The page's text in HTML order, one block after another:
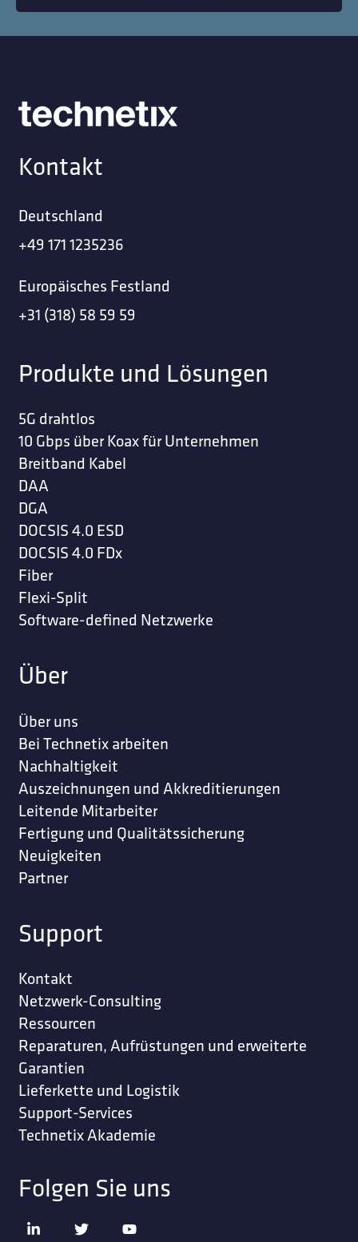
Kontakt
Deutschland
+49 171 1235236
Europäisches Festland
+31 (318) 58 59 59
Produkte und Lösungen
5G drahtlos
10 Gbps über Koax für Unternehmen
Breitband Kabel
DAA
DGA
DOCSIS 4.0 ESD
DOCSIS 4.0 FDx
Fiber
Flexi-Split
Software-defined Netzwerke
Über
Über uns
Bei Technetix arbeiten
Nachhaltigkeit
Auszeichnungen und Akkreditierungen
Leitende Mitarbeiter
Fertigung und Qualitätssicherung
Neuigkeiten
Partner
Support
Kontakt
Netzwerk-Consulting
Ressourcen
Reparaturen, Aufrüstungen und erweiterte
Garantien
Lieferkette und Logistik
Support-Services
Technetix Akademie
Folgen Sie uns